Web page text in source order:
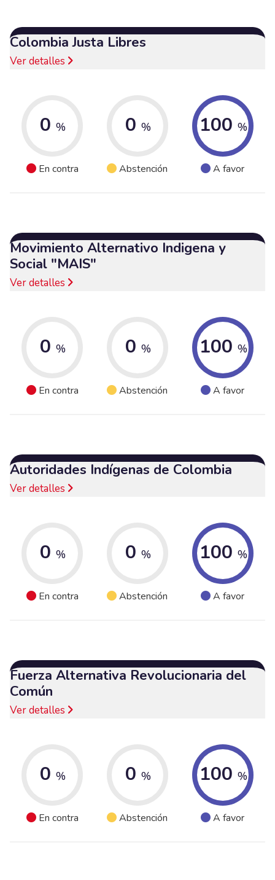
Colombia Justa Libres
Ver detalles
0 %
En contra
0 %
Abstención
100 %
A favor
Movimiento Alternativo Indigena y
Social "MAIS"
Ver detalles
0 %
En contra
0 %
Abstención
100 %
A favor
Autoridades Indígenas de Colombia
Ver detalles
0 %
En contra
0 %
Abstención
100 %
A favor
Fuerza Alternativa Revolucionaria del
Común
Ver detalles
0 %
En contra
0 %
Abstención
100 %
A favor